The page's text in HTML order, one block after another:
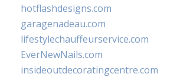
hotflashdesigns.com
garagenadeau.com
lifestylechauffeurservice.com
EverNewNails.com
insideoutdecoratingcentre.com